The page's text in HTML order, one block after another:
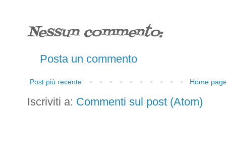
Nessun commento:
Posta un commento
Post più recente Home
Iscriviti a: Commenti sul post (Atom)